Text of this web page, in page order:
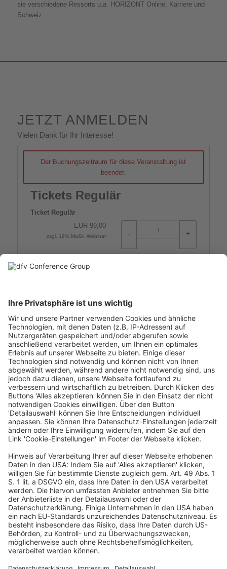
sie verschiedene Ressorts u.a. HORIZONT Online, Karriere und
Schweiz.
JETZT ANMELDEN
Vielen Dank für Ihr Interesse!
Der Buchungszeitraum für diese Veranstaltung ist
beendet.
Tickets Regulär
Ticket Regulär
EUR 99,00
zzgl. 19% MwSt. Webinar - +
IHRE
ANSPRECHPARTNER:INNEN:
Organisation
Sören Poelmann
soeren.poelmann@dfvcg.de
Programm
Diana Goldbeck
diana.goldbeck@dfvcg.de
+49 69 7595 3031
Marketing & Social Media